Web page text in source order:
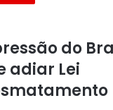
do
adiar Lei